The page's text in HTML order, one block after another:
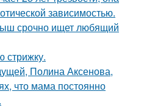
зависимостью.
срочно ищет любящий
стрижку.
Полина Аксенова,
что мама постоянно